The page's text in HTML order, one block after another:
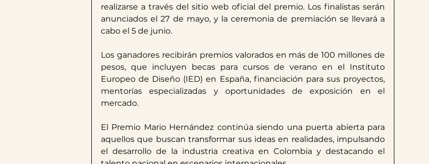
realizarse a través del sitio web oficial del premio. Los finalistas serán
anunciados el 27 de mayo, y la ceremonia de premiación se llevará a
cabo el 5 de junio. ​
Los ganadores recibirán premios valorados en más de 100 millones de
pesos, que incluyen becas para cursos de verano en el Instituto
Europeo de Diseño (IED) en España, financiación para sus proyectos,
mentorías especializadas y oportunidades de exposición en el
mercado. ​
El Premio Mario Hernández continúa siendo una puerta abierta para
aquellos que buscan transformar sus ideas en realidades, impulsando
el desarrollo de la industria creativa en Colombia y destacando el